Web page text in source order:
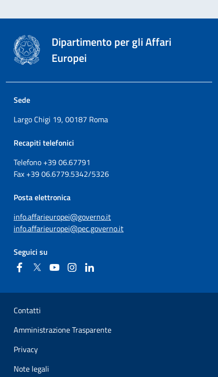
Dipartimento per gli Affari
Europei
Sede
Largo Chigi 19, 00187 Roma
Recapiti telefonici
Telefono +3906.67791
Fax +3906.6779.5342/5326
Posta elettronica
info.affarieuropei@governo.it
info.affarieuropei@pec.governo.it
Seguici su
FacebookTwitter YouTubeInstagram
Sezione Link Utili
Contatti
Amministrazione Trasparente
Privacy
Note legali